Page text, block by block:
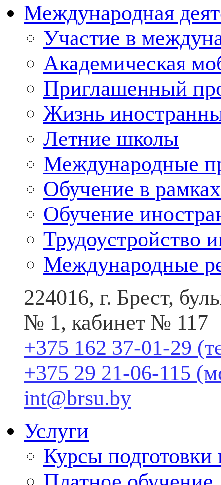
Международная
Участие в
Академическая
Приглашенный
Жизнь
Летние школы
Международные
Обучение в
Обучение
Трудоустройство
Международные
224016, г. Брест,
№ 1, кабинет № 117
+375 162 37-01-29
+375 29 21-06-115
int@brsu.by
Услуги
Курсы